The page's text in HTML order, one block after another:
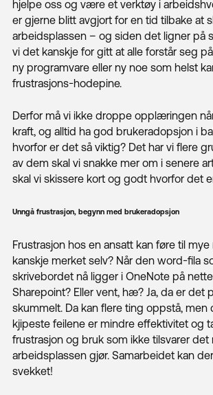
Next
Kundesenter
Fjernhjelp WIN
Fjernhjelp MAC
Suksesshistorier
Se & Lær
hjelpe oss og være et verktøy i
er gjerne blitt avgjort for en tid tilbake at
arbeidsplassen – og siden det ligner på
vi det kanskje for gitt at alle forstår seg
ny programvare eller ny noe som helst
frustrasjons-hodepine.
Derfor må vi ikke droppe opplæringen
kraft, og alltid ha god brukeradopsjon i
hvorfor er det så viktig? Det har vi flere
av dem skal vi snakke mer om i senere
skal vi skissere kort og godt hvorfor det
Unngå frustrasjon, begynn med brukeradopsjon
Frustrasjon hos en ansatt kan føre til mye
kanskje merket selv? Når den word-fila
skrivebordet nå ligger i OneNote på
Sharepoint? Eller vent, hæ? Ja, da er det
skummelt. Da kan flere ting oppstå, men
kjipeste feilene er mindre effektivitet og
frustrasjon og bruk som ikke tilsvarer det
arbeidsplassen gjør. Samarbeidet kan
svekket!